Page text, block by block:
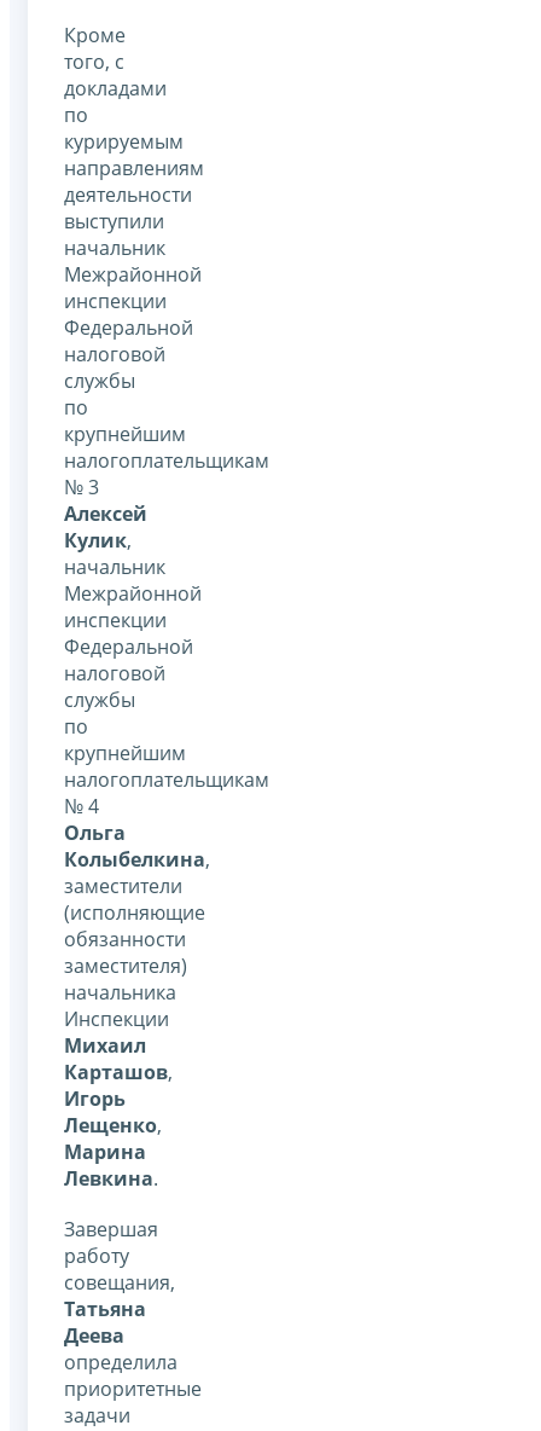
Кроме
того, с
докладами
по
курируемым
направлениям
деятельности
выступили
начальник
Межрайонной
инспекции
Федеральной
налоговой
службы
по
крупнейшим
налогоплательщикам
№ 3
Алексей
Кулик,
начальник
Межрайонной
инспекции
Федеральной
налоговой
службы
по
крупнейшим
налогоплательщикам
№ 4
Ольга
Колыбелкина,
заместители
(исполняющие
обязанности
заместителя)
начальника
Инспекции
Михаил
Карташов,
Игорь
Лещенко,
Марина
Левкина.
Завершая
работу
совещания,
Татьяна
Деева
определила
приоритетные
задачи